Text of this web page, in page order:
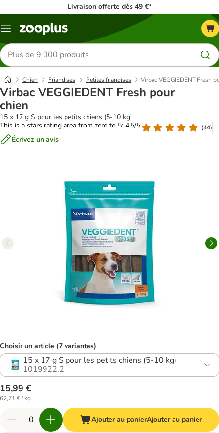
Livraison offerte dès 49 €*
Menu
Rechercher
des
produits
Chien Friandises Petites friandises Virbac VEGGIEDENT Fresh
Virbac VEGGIEDENT Fresh pour
chien
15 x 17 g S pour les petits chiens (5-10 kg)
This is a stars rating area from zero to 5: 4.5/5
(44)
Écrivez un avis
Choisir un article (7 variantes)
15 x 17 g S pour les petits chiens (5-10 kg)
1019922.2
15,99 €
62,71 € / kg
Ajouter au panierAjouter au panier